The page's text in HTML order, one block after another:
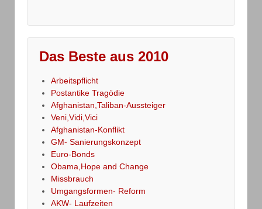
Das Beste aus 2010
Arbeitspflicht
Postantike Tragödie
Afghanistan,Taliban-Aussteiger
Veni,Vidi,Vici
Afghanistan-Konflikt
GM- Sanierungskonzept
Euro-Bonds
Obama,Hope and Change
Missbrauch
Umgangsformen- Reform
AKW- Laufzeiten